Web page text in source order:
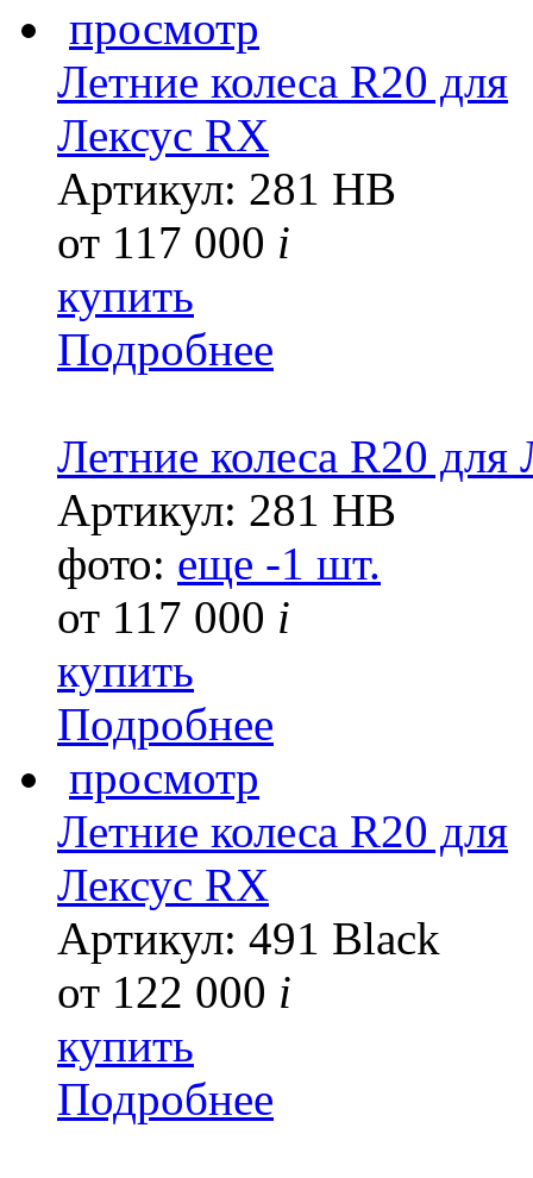
просмотр
Летние колеса R20 для
Лексус RX
Артикул: 281 HB
от 117 000 i
купить
Подробнее
Летние колеса R20 для
Артикул: 281 HB
фото: еще -1 шт.
от 117 000 i
купить
Подробнее
просмотр
Летние колеса R20 для
Лексус RX
Артикул: 491 Black
от 122 000 i
купить
Подробнее